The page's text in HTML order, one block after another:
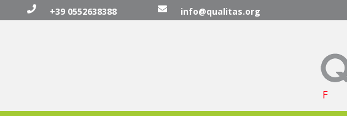
 +39 0552638388  info@qualitas.org